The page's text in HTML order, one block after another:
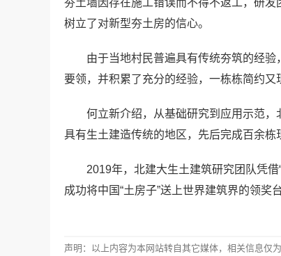
夯土墙因存在施工错误而不得不返工，研
树立了对新型夯土房的信心。
由于当地村民普遍具有传统夯筑的经
要领，并积累了充分的经验，一栋栋简约又
何立新介绍，从基础研究到应用示范
具有生土建造传统的地区，先后完成百余栋
2019年，北建大生土建筑研究团队凭
成功将中国“土房子”送上世界建筑界的领奖台
声明：以上内容为本网站转自其它媒体，相关信息仅